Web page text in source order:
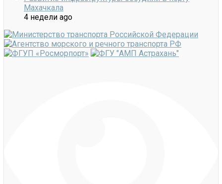
Махачкала
4 недели ago